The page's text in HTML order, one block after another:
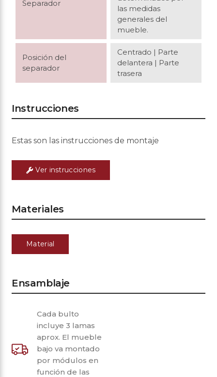
Separador
las medidas
generales del
mueble.
Posición del
separador
Centrado | Parte
delantera | Parte
trasera
Instrucciones
Estas son las instrucciones de montaje
Ver instrucciones
Materiales
Material
Ensamblaje
Cada bulto
incluye 3 lamas
aprox. El mueble
bajo va montado
por módulos en
función de las